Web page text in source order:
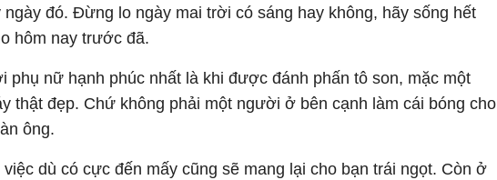
ngày đó. Đừng lo ngày mai trời có sáng hay không, hãy sống hết
hôm nay trước đã.
phụ nữ hạnh phúc nhất là khi được đánh phấn tô son, mặc một
thật đẹp. Chứ không phải một người ở bên cạnh làm cái bóng cho
ông.
việc dù có cực đến mấy cũng sẽ mang lại cho bạn trái ngọt. Còn ở